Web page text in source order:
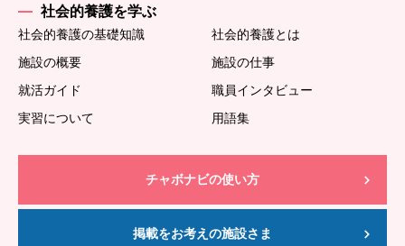
社会的養護を学ぶ
社会的養護の基礎知識
社会的養護とは
施設の概要
施設の仕事
就活ガイド
職員インタビュー
実習について
用語集
チャボナビの使い方
掲載をお考えの施設さま